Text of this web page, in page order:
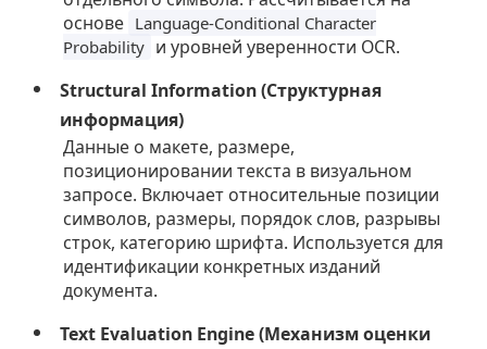
основе Language-Conditional Character
Probability и уровней уверенности OCR.
Structural Information (Структурная
информация)
Данные о макете, размере,
позиционировании текста в визуальном
запросе. Включает относительные позиции
символов, размеры, порядок слов, разрывы
строк, категорию шрифта. Используется для
идентификации конкретных изданий
документа.
Text Evaluation Engine (Механизм оценки